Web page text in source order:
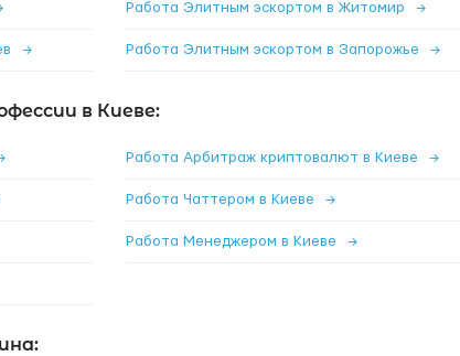
Работа Элитным эскортом в Житомир →
→ Работа Элитным эскортом в Запорожье →
в Киеве:
Работа Арбитраж криптовалют в Киеве →
Работа Чаттером в Киеве →
Работа Менеджером в Киеве →